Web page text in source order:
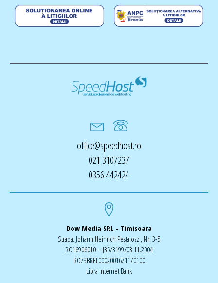
office@speedhost.ro
021 3107237
0356 442424
Dow Media SRL - Timisoara
Strada. Johann Heinrich Pestalozzi, Nr. 3-5
RO16906010 – J35/3199/03.11.2004
RO73BREL0002001671170100
Libra Internet Bank